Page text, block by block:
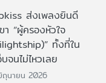
ส่งเพลงยินดี
า “ผู้ครองหัวใจ
ทั้งที่ใน
บจนไม่ไหวเลย
นายน 2026